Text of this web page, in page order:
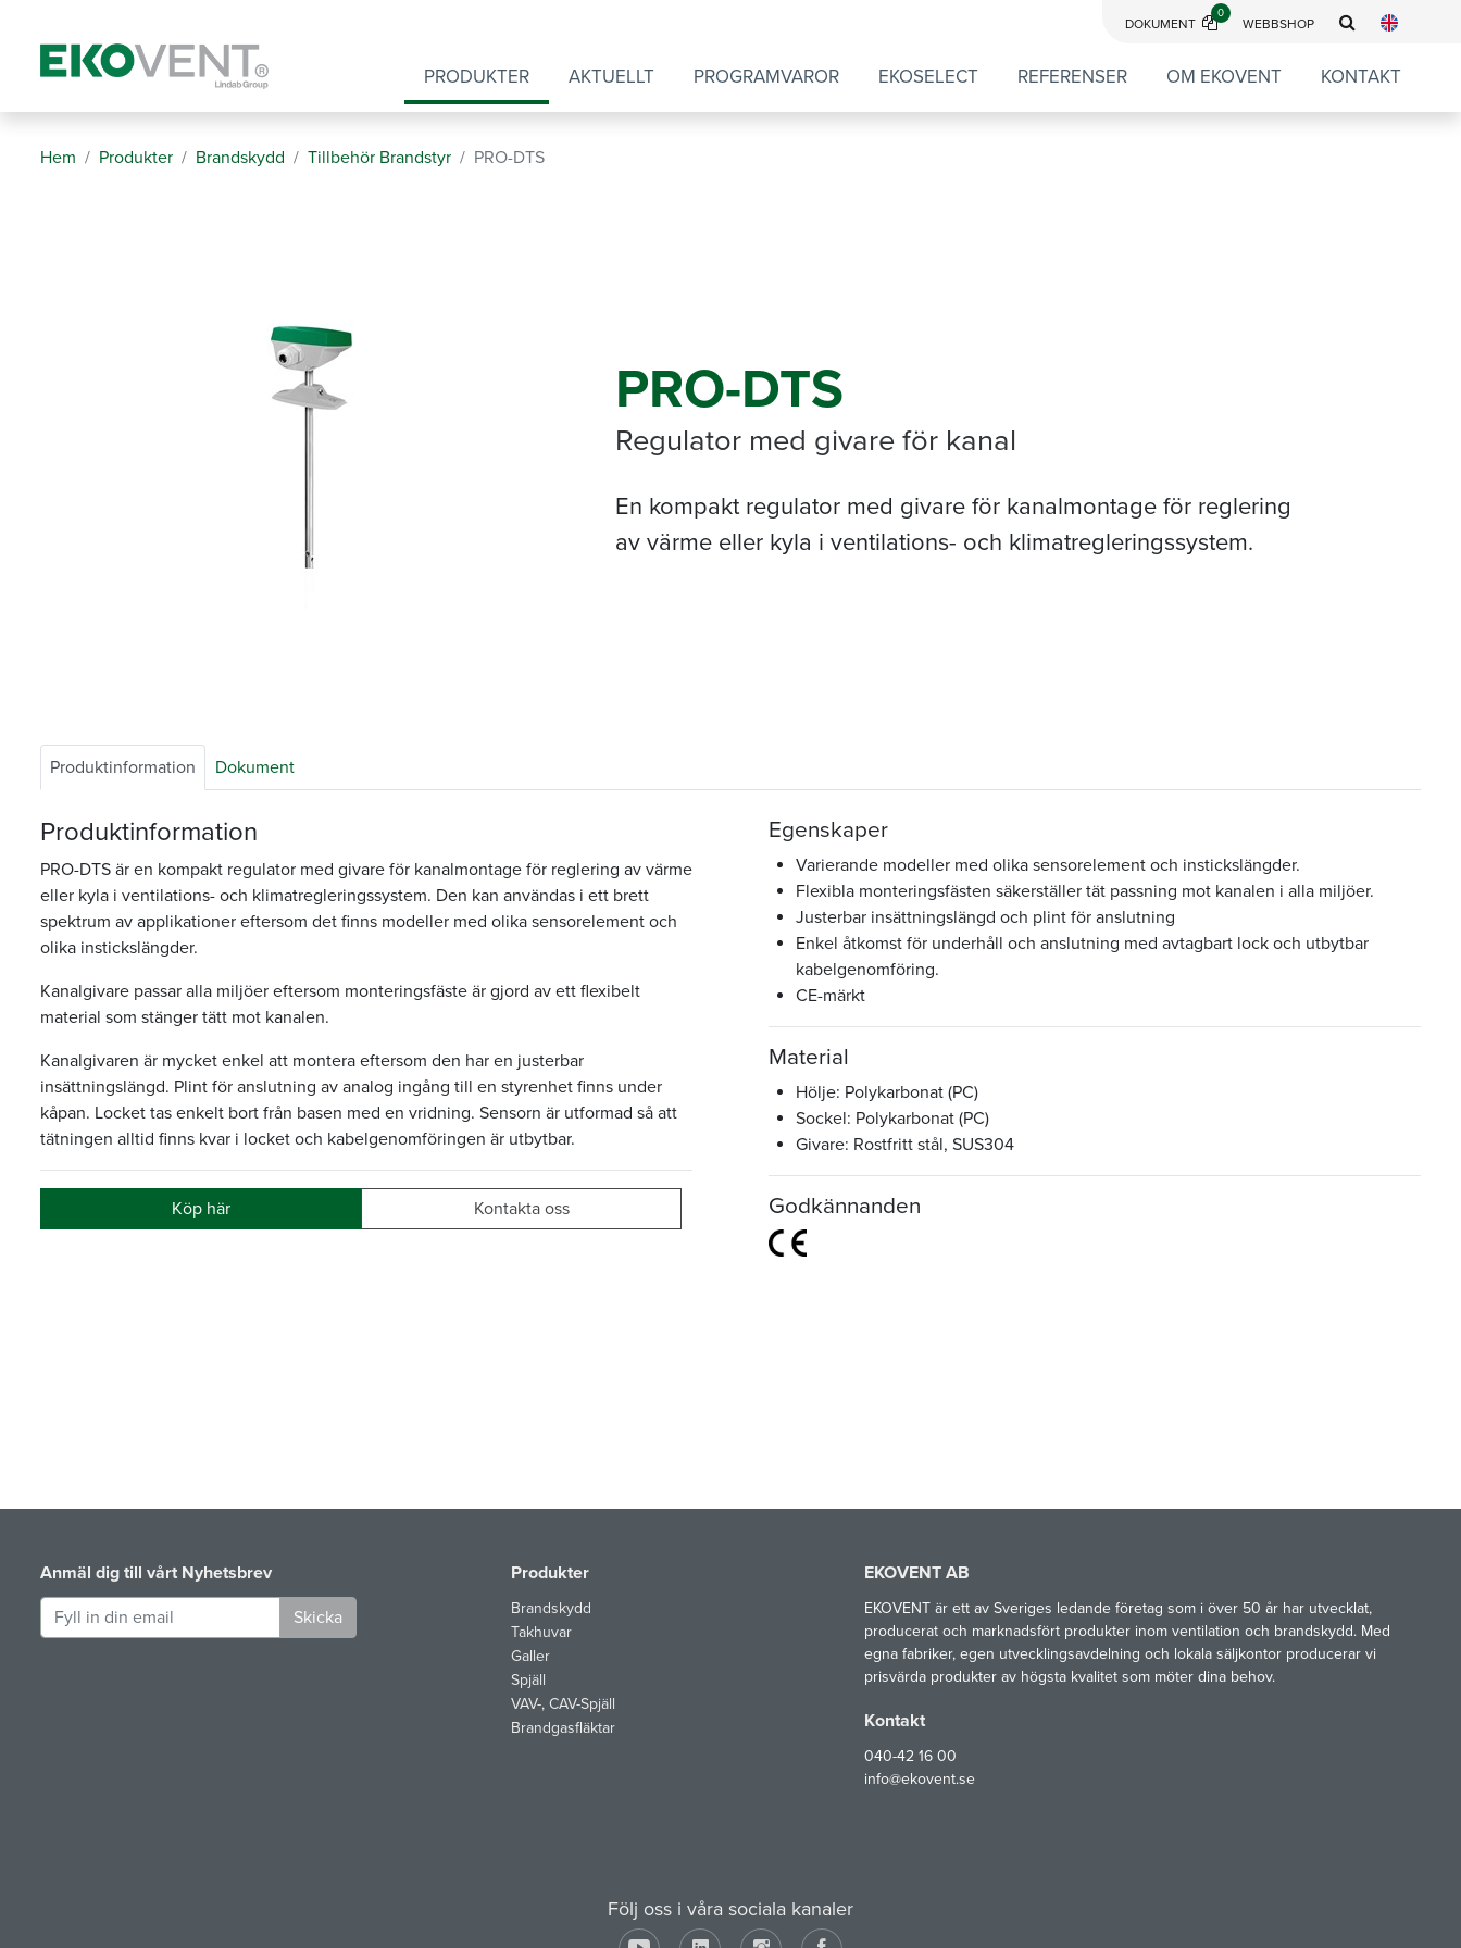
DOKUMENT
0
WEBBSHOP
PRODUKTER AKTUELLT PROGRAMVAROR EKOSELECT REFERENSER OM EKOVENT KONTAKT
Hem Produkter Brandskydd Tillbehör Brandstyr PRO-DTS
PRO-DTS
Regulator med givare för kanal
En kompakt regulator med givare för kanalmontage för reglering
av värme eller kyla i ventilations- och klimatregleringssystem.
Produktinformation Dokument
Produktinformation
PRO-DTS är en kompakt regulator med givare för kanalmontage för reglering av värme
eller kyla i ventilations- och klimatregleringssystem. Den kan användas i ett brett
spektrum av applikationer eftersom det finns modeller med olika sensorelement och
olika instickslängder.
Kanalgivare passar alla miljöer eftersom monteringsfäste är gjord av ett flexibelt
material som stänger tätt mot kanalen.
Kanalgivaren är mycket enkel att montera eftersom den har en justerbar
insättningslängd. Plint för anslutning av analog ingång till en styrenhet finns under
kåpan. Locket tas enkelt bort från basen med en vridning. Sensorn är utformad så att
tätningen alltid finns kvar i locket och kabelgenomföringen är utbytbar.
Köp här Kontakta oss
Egenskaper
Varierande modeller med olika sensorelement och instickslängder.
Flexibla monteringsfästen säkerställer tät passning mot kanalen i alla miljöer.
Justerbar insättningslängd och plint för anslutning
Enkel åtkomst för underhåll och anslutning med avtagbart lock och utbytbar
kabelgenomföring.
CE-märkt
Material
Hölje: Polykarbonat (PC)
Sockel: Polykarbonat (PC)
Givare: Rostfritt stål, SUS304
Godkännanden
Anmäl dig till vårt Nyhetsbrev
Skicka
Produkter
Brandskydd
Takhuvar
Galler
Spjäll
VAV-, CAV-Spjäll
Brandgasfläktar
EKOVENT AB
EKOVENT är ett av Sveriges ledande företag som i över 50 år har utvecklat,
producerat och marknadsfört produkter inom ventilation och brandskydd. Med
egna fabriker, egen utvecklingsavdelning och lokala säljkontor producerar vi
prisvärda produkter av högsta kvalitet som möter dina behov.
Kontakt
040-42 16 00
info@ekovent.se
Följ oss i våra sociala kanaler